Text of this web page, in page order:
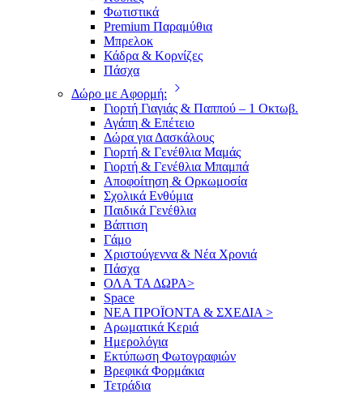
Φωτιστικά
Premium Παραμύθια
Μπρελοκ
Κάδρα & Κορνίζες
Πάσχα
Δώρο με Αφορμή:
Γιορτή Γιαγιάς & Παππού – 1 Οκτωβ.
Αγάπη & Επέτειο
Δώρα για Δασκάλους
Γιορτή & Γενέθλια Μαμάς
Γιορτή & Γενέθλια Μπαμπά
Αποφοίτηση & Ορκωμοσία
Σχολικά Ενθύμια
Παιδικά Γενέθλια
Βάπτιση
Γάμο
Χριστούγεννα & Νέα Χρονιά
Πάσχα
ΟΛΑ ΤΑ ΔΩΡΑ>
Space
ΝΕΑ ΠΡΟΪΟΝΤΑ & ΣΧΕΔΙΑ >
Αρωματικά Κεριά
Ημερολόγια
Εκτύπωση Φωτογραφιών
Βρεφικά Φορμάκια
Τετράδια